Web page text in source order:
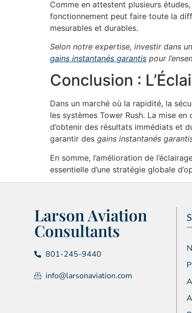
Comme en attestent plusieurs
fonctionnement peut faire toute la
mesurables et durables.
Selon notre expertise, investir dans
gains instantanés garantis pour
Conclusion :
Dans un marché où la rapidité, la
les systèmes Tower Rush. La mise
d’obtenir des résultats immédiats et
garantir des gains instantanés
En somme, l’amélioration de
essentielle d’une stratégie globale
Larson Aviation
Consultants
801-245-9440
info@larsonaviation.com